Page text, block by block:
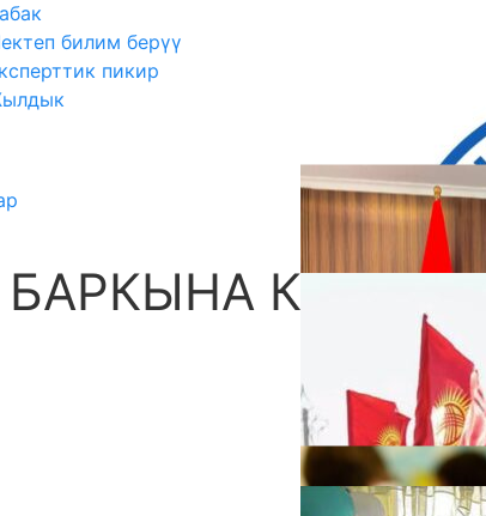
билим берүү
пикир
КИМ